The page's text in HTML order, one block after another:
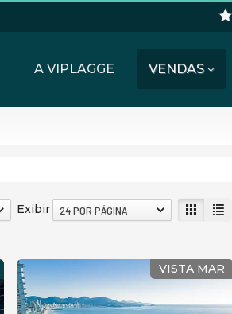
A VIPLAGGE VENDAS
Exibir 24 POR PÁGINA
VISTA MAR